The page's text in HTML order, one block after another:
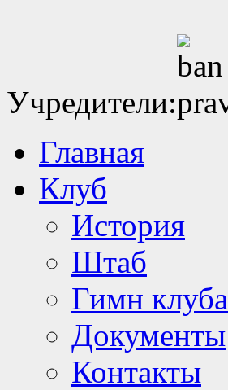
Учредители:
Главная
Клуб
История
Штаб
Гимн клуба
Документы
Контакты